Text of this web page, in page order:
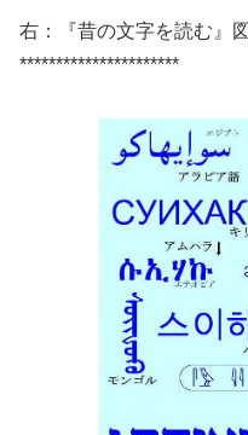
右：『昔の文字を読む』
**********************